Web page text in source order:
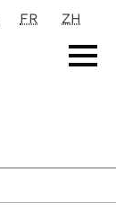
FR
ZH